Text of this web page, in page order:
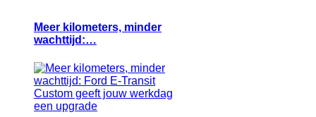
Meer kilometers, minder
wachttijd:…